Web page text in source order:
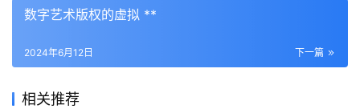
数字艺术版权的虚拟 **
下一篇
2024年6月12日
相关推荐